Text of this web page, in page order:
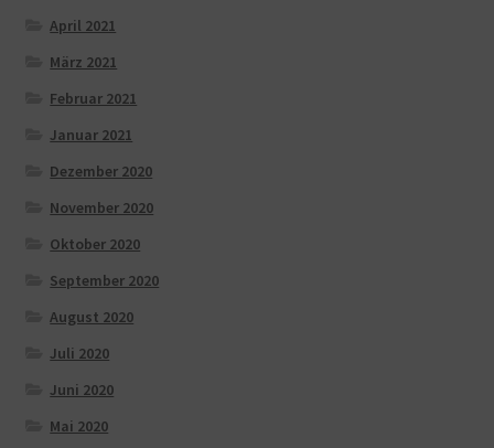
April 2021
März 2021
Februar 2021
Januar 2021
Dezember 2020
November 2020
Oktober 2020
September 2020
August 2020
Juli 2020
Juni 2020
Mai 2020